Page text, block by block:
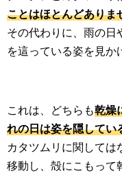
ことはほとんどありま
その代わりに、雨の日
を這っている姿を見か
これは、どちらも乾燥
れの日は姿を隠してい
カタツムリに関しては
移動し、殻にこもって